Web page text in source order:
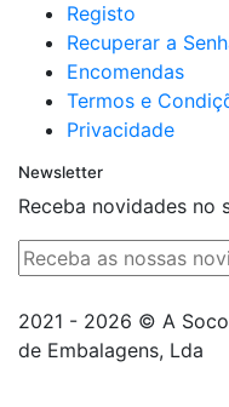
Registo
Recuperar a
Encomendas
Termos e
Privacidade
Newsletter
Receba novidades no
2021 - 2026 © A
de Embalagens, Lda